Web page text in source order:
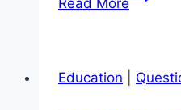
Read More
Year
Education